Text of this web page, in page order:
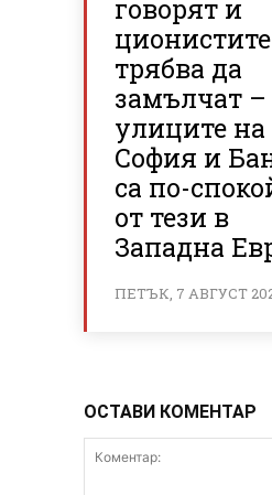
говорят и
ционистите
трябва да
замълчат
улиците на
София и
са по-
от тези в
Западна
ПЕТЪК, 7 АВГУСТ
ОСТАВИ КОМЕНТАР